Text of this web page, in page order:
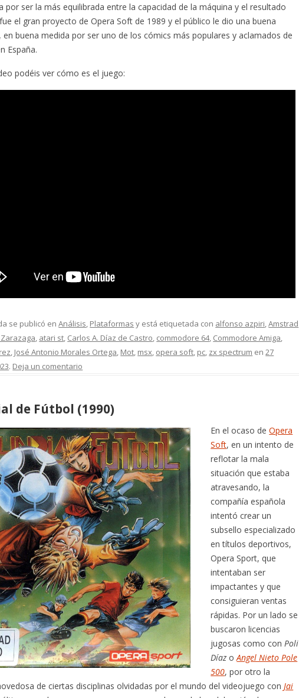
por ser la más equilibrada entre la capacidad de la máquina y el resultado
el gran proyecto de Opera Soft de 1989 y el público le dio una buena
en buena medida por ser uno de los cómics más populares y aclamados de
España.
podéis ver cómo es el juego:
se publicó enAnálisis, Plataformas y está etiquetada con alfonso azpiri,Amstrad
, atari st, Carlos A. Díaz de Castro, commodore 64, Commodore Amiga,
, José Antonio Morales Ortega, Mot, msx, opera soft, pc, zx spectrum en27
. Deja un comentario
de Fútbol (1990)
En el ocaso deOpera
Soft, en un intento de
reflotar la mala
situación que estaba
atravesando, la
compañía española
intentó crear un
subsello especializado
en títulos deportivos,
Opera Sport, que
intentaban ser
impactantes y que
consiguieran ventas
rápidas. Por un lado se
buscaron licencias
jugosas como con Poli
Díaz oAngel Nieto Pole
500, por otro la
de ciertas disciplinas olvidadas por el mundo del videojuego con Jai